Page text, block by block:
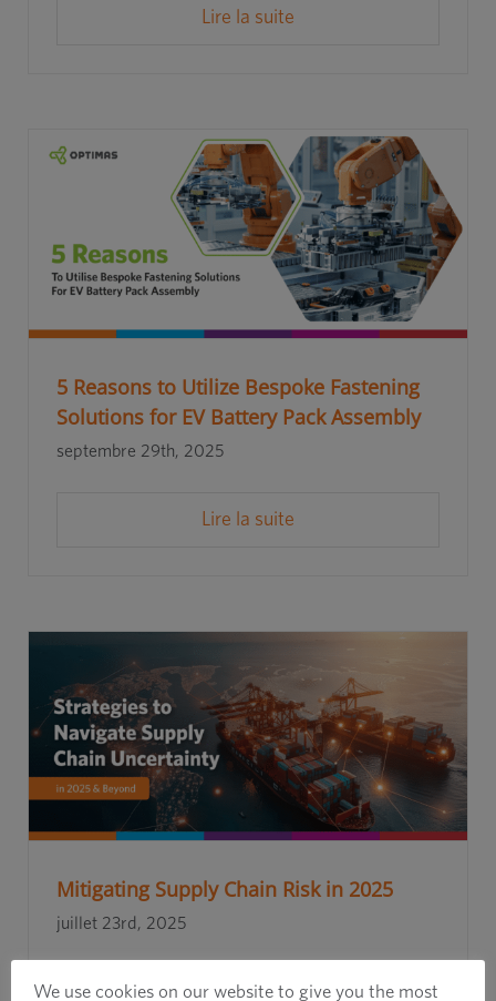
Lire la suite
5 Reasons to Utilize Bespoke Fastening
Solutions for EV Battery Pack Assembly
septembre 29th, 2025
Lire la suite
Mitigating Supply Chain Risk in 2025
juillet 23rd, 2025
Lire la suite
We use cookies on our website to give you the most